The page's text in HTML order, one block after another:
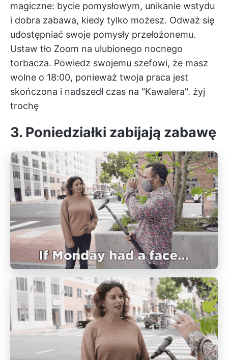
magiczne: bycie pomysłowym, unikanie wstydu
i dobra zabawa, kiedy tylko możesz. Odważ się
udostępniać swoje pomysły przełożonemu.
Ustaw tło Zoom na ulubionego nocnego
torbacza. Powiedz swojemu szefowi, że masz
wolne o 18:00, ponieważ twoja praca jest
skończona i nadszedł czas na "Kawalera". żyj
trochę
3. Poniedziałki zabijają zabawę